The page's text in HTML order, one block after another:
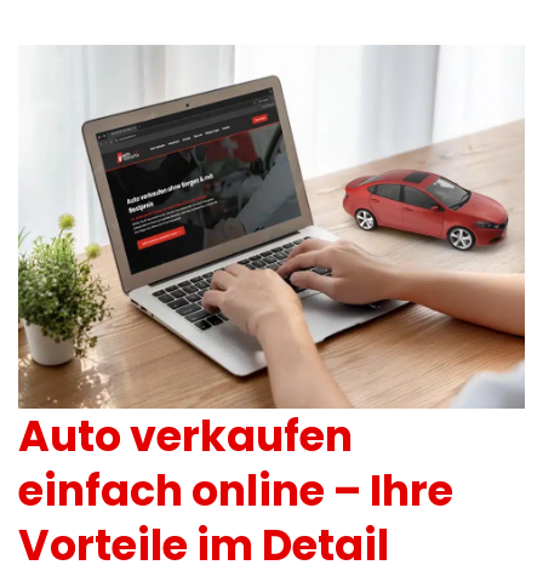
Auto verkaufen
einfach online – Ihre
Vorteile im Detail